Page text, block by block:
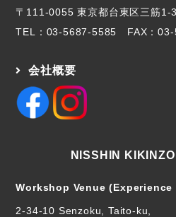
〒111-0055 東京都台東区三筋1-
TEL： 03-5687-5585 FAX：03-
会社概要
NISSHIN
Workshop Venue (Experience
2-34-10 Senzoku, Taito-ku,